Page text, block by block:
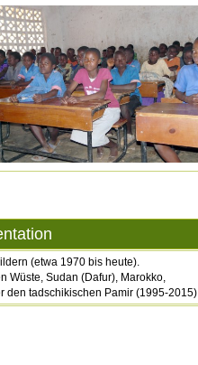
(etwa 1970 bis heute).
Wüste, Sudan (Dafur), Marokko,
den tadschikischen Pamir (1995-2015)